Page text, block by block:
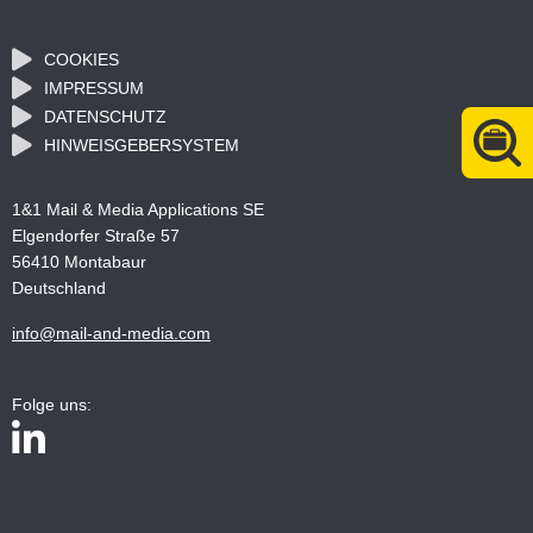
COOKIES
IMPRESSUM
DATENSCHUTZ
HINWEISGEBERSYSTEM
1&1 Mail & Media Applications SE
Elgendorfer Straße 57
56410 Montabaur
Deutschland
info@mail-and-media.com
Folge uns: